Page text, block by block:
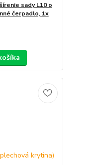
sady L10 o
čerpadlo, 1x